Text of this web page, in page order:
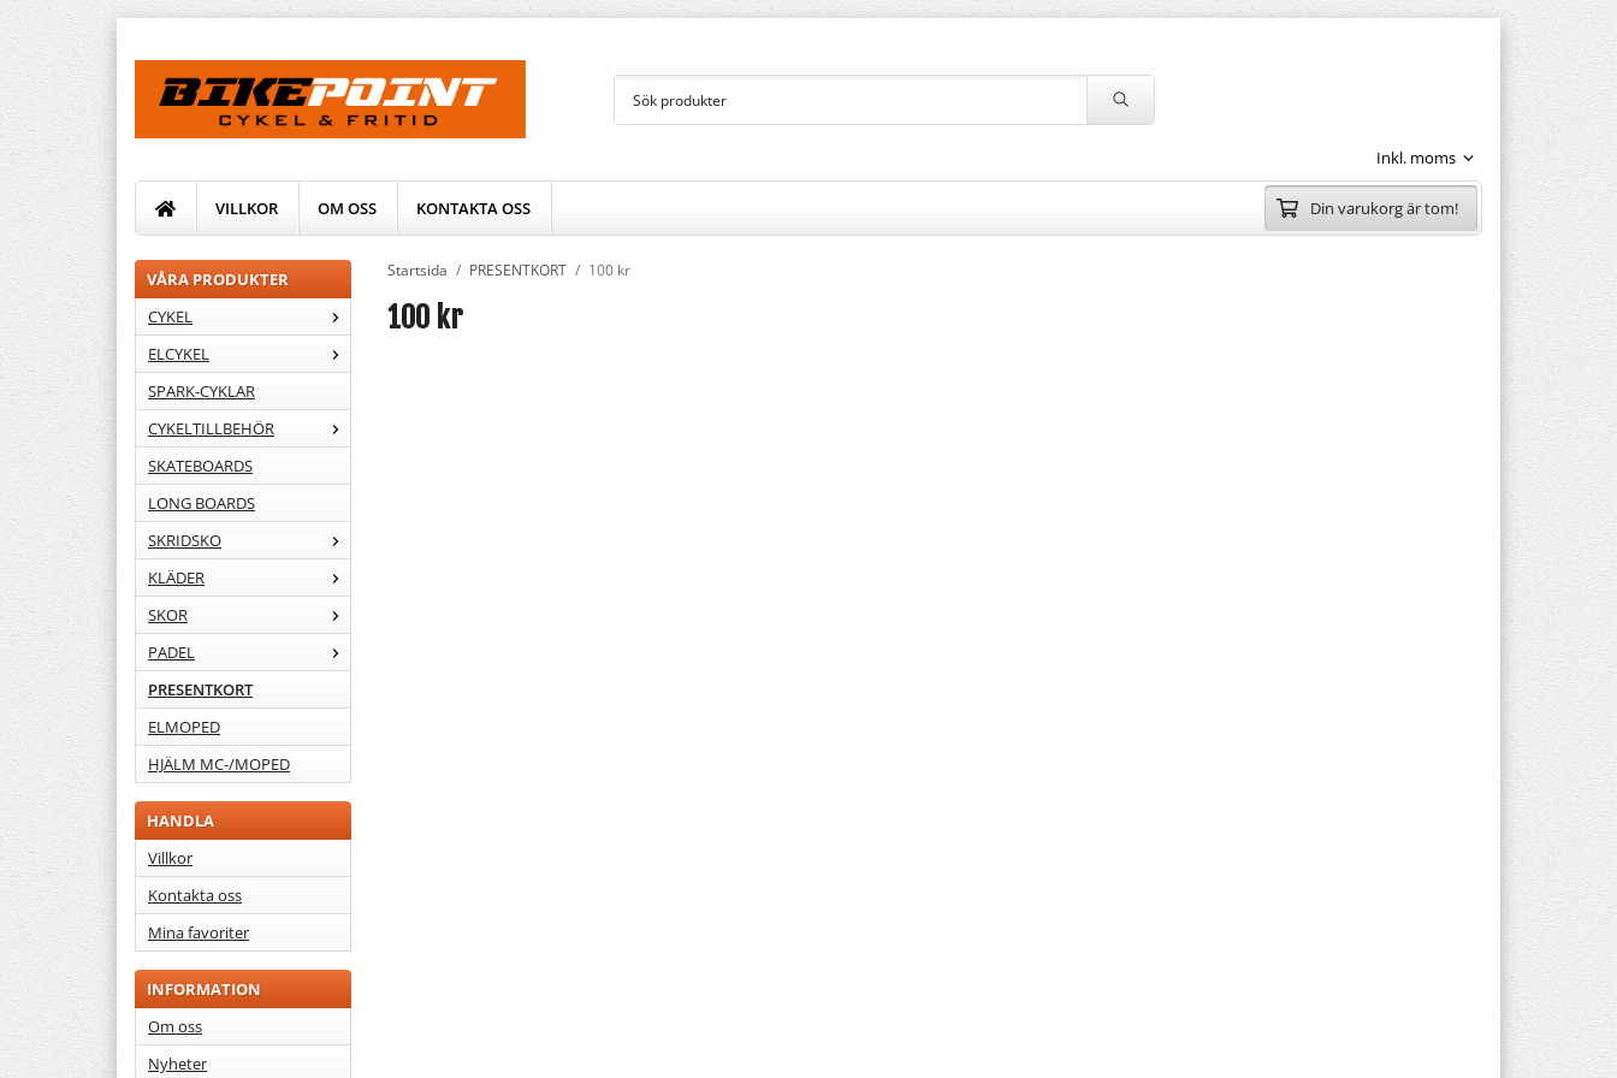
VILLKOR OM OSS KONTAKTA OSS Din varukorg är tom!
VÅRA PRODUKTER
CYKEL
ELCYKEL
SPARK-CYKLAR
CYKELTILLBEHÖR
SKATEBOARDS
LONG BOARDS
SKRIDSKO
KLÄDER
SKOR
PADEL
PRESENTKORT
ELMOPED
HJÄLM MC-/MOPED
HANDLA
Villkor
Kontakta oss
Mina favoriter
INFORMATION
Om oss
Nyheter
Startsida / PRESENTKORT / 100 kr
100 kr